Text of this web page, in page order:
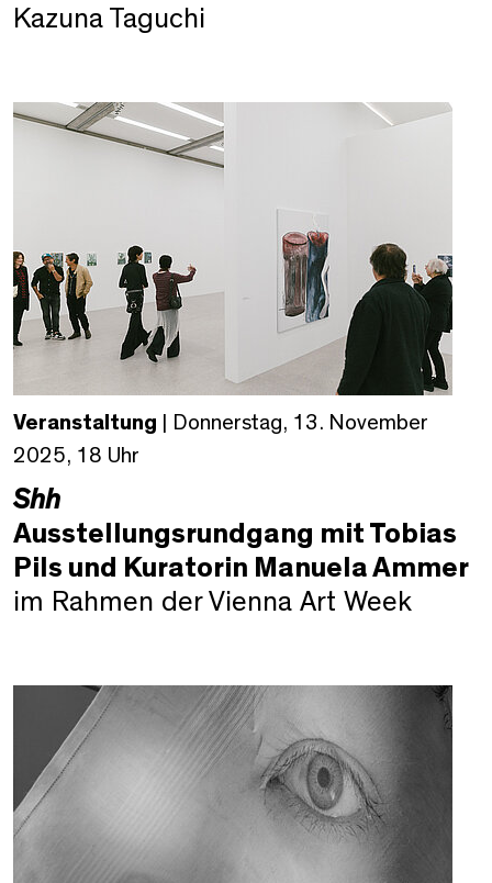
Kazuna Taguchi
Veranstaltung | Donnerstag, 13. November
2025, 18 Uhr
Shh
Ausstellungsrundgang mit Tobias
Pils und Kuratorin Manuela Ammer
im Rahmen der Vienna Art Week